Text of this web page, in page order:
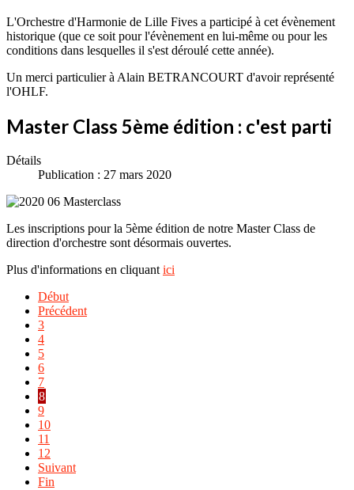
L'Orchestre d'Harmonie de Lille Fives a participé à cet évènement
historique (que ce soit pour l'évènement en lui-même ou pour les
conditions dans lesquelles il s'est déroulé cette année).
Un merci particulier à Alain BETRANCOURT d'avoir représenté
l'OHLF.
Master Class 5ème édition : c'est parti
Détails
Publication : 27 mars 2020
Les inscriptions pour la 5ème édition de notre Master Class de
direction d'orchestre sont désormais ouvertes.
Plus d'informations en cliquant ici
Début
Précédent
3
4
5
6
7
8
9
10
11
12
Suivant
Fin